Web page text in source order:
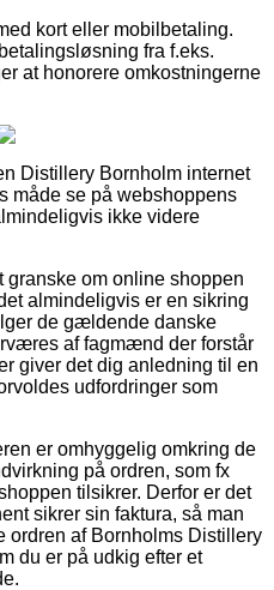
kort eller mobilbetaling.
fra f.eks.
at honorere omkostningerne
Distillery Bornholm internet
måde se på webshoppens
ikke videre
om online shoppen
almindeligvis er en sikring
de gældende danske
af fagmænd der forstår
giver det dig anledning til en
udfordringer som
er omhyggelig omkring de
på ordren, som fx
tilsikrer. Derfor er det
sikrer sin faktura, så man
ordren af Bornholms Distillery
du er på udkig efter et